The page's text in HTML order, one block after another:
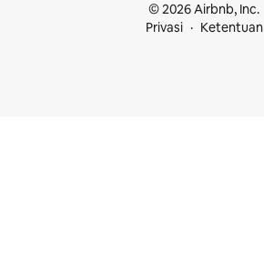
© 2026 Airbnb, Inc.
Privasi
Ketentuan